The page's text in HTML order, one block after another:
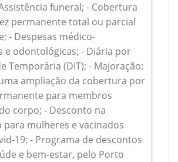
funeral; - Cobertura
permanente total ou parcial
- Despesas médico-
e odontológicas; - Diária por
Temporária (DIT); - Majoração:
ampliação da cobertura por
para membros
corpo; - Desconto na
mulheres e vacinados
19; - Programa de descontos
e bem-estar, pelo Porto